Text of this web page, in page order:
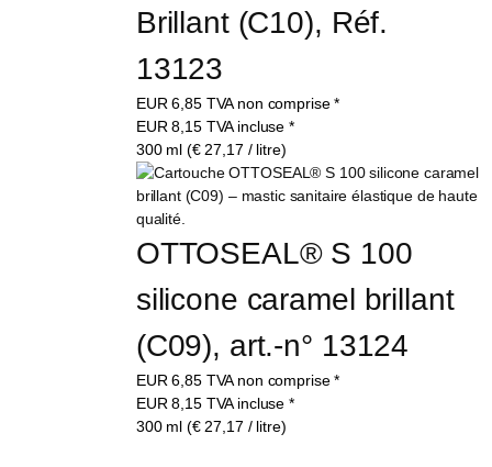
Brillant (C10), Réf.
13123
EUR6,85 TVA non comprise *
EUR8,15 TVA incluse *
300 ml (€ 27,17 / litre)
OTTOSEAL® S 100
silicone caramel brillant
(C09), art.-n° 13124
EUR6,85 TVA non comprise *
EUR8,15 TVA incluse *
300 ml (€ 27,17 / litre)